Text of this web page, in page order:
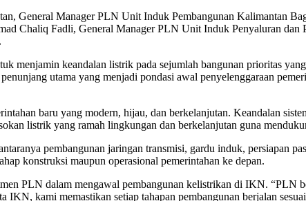
General Manager PLN Unit Induk Pembangunan Kalimantan
Chaliq Fadli, General Manager PLN Unit Induk Penyaluran dan
keandalan listrik pada sejumlah bangunan prioritas
utama yang menjadi pondasi awal penyelenggaraan
baru yang modern, hijau, dan berkelanjutan. Keandalan
listrik yang ramah lingkungan dan berkelanjutan guna
pembangunan jaringan transmisi, gardu induk, persiapan
konstruksi maupun operasional pemerintahan ke depan.
PLN dalam mengawal pembangunan kelistrikan di IKN. “PLN
kami memastikan setiap tahapan pembangunan berjalan